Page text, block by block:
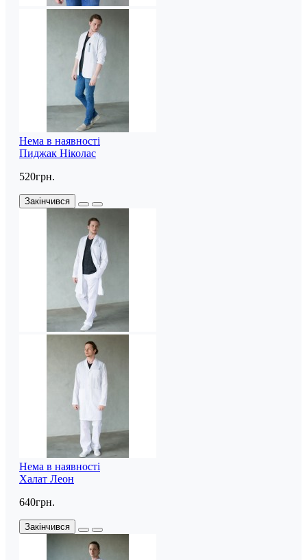
Нема в наявності
Пиджак Ніколас
520грн.
Закінчився
Нема в наявності
Халат Леон
640грн.
Закінчився